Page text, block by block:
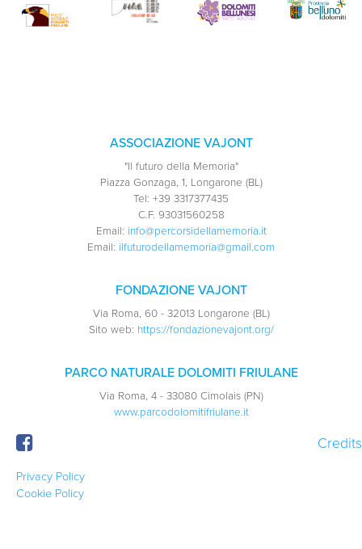
ASSOCIAZIONE VAJONT
"Il futuro della Memoria"
Piazza Gonzaga, 1, Longarone (BL)
Tel: +39 3317377435
C.F. 93031560258
Email: info@percorsidellamemoria.it
Email: ilfuturodellamemoria@gmail.com
FONDAZIONE VAJONT
Via Roma, 60 - 32013 Longarone (BL)
Sito web: https://fondazionevajont.org/
PARCO NATURALE DOLOMITI FRIULANE
Via Roma, 4 - 33080 Cimolais (PN)
www.parcodolomitifriulane.it
Privacy Policy
Cookie Policy
Credits